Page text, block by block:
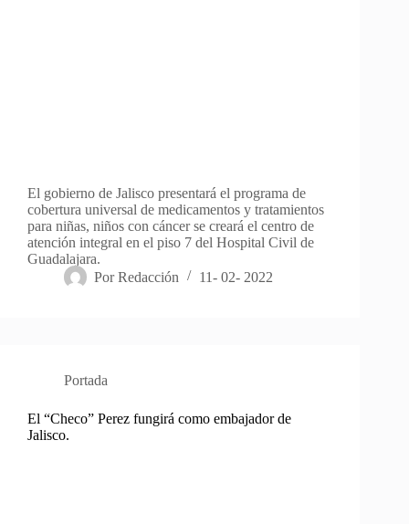
El gobierno de Jalisco presentará el programa de
cobertura universal de medicamentos y tratamientos
para niñas, niños con cáncer se creará el centro de
atención integral en el piso 7 del Hospital Civil de
Guadalajara.
Por Redacción 11- 02- 2022
Portada
El “Checo” Perez fungirá como embajador de
Jalisco.